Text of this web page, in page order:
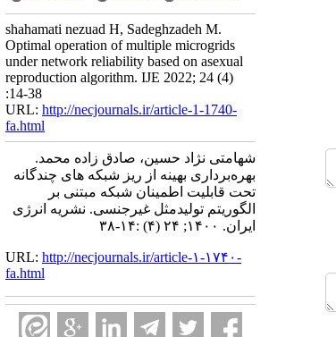
shahamati nezuad H, Sadeghzadeh M.
Optimal operation of multiple microgrids
under network reliability based on asexual
reproduction algorithm. IJE 2022; 24 (4)
:14-38
URL: http://necjournals.ir/article-1-1740-
fa.html
شهامتی نژاد حسین، صادق زاده محمد.
بهره‌برداری بهینه از ریز شبکه‌ های چندگانه
تحت قابلیت اطمینان شبکه مبتنی بر
الگوریتم تولیدمثل غیرجنسی. نشریه انرژی
ایران. ۱۴۰۰; ۲۴ (۴) :۱۴-۳۸
URL: http://necjournals.ir/article-۱-۱۷۴۰-
fa.html